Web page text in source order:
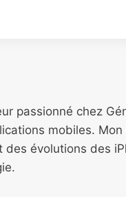
passionné chez
mobiles.
évolutions des